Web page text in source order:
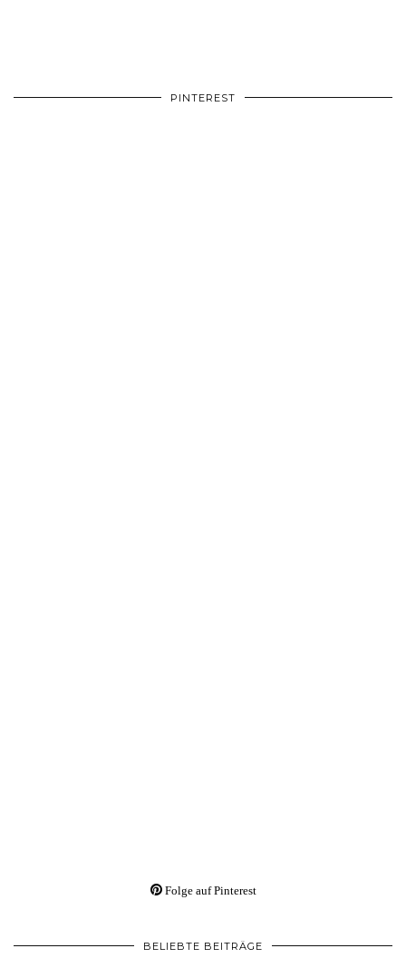
PINTEREST
Folge auf Pinterest
BELIEBTE BEITRÄGE